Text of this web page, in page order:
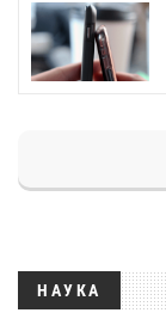
НАУКА